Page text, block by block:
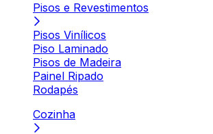
Pisos e Revestimentos
Pisos Vinílicos
Piso Laminado
Pisos de Madeira
Painel Ripado
Rodapés
Cozinha